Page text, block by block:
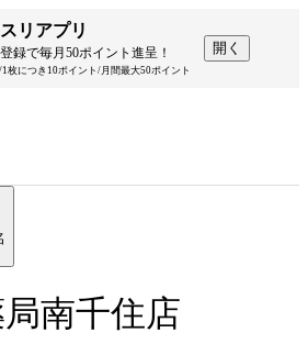
リアプリ
録で毎月50ポイント進呈！
枚につき10ポイント/月間最大50ポイント
開く
南千住店
間を短く！
間を短く！